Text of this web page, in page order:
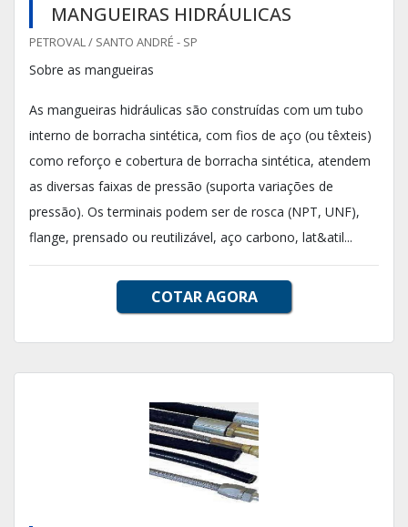
MANGUEIRAS HIDRÁULICAS
PETROVAL / SANTO ANDRÉ - SP
Sobre as mangueiras
As mangueiras hidráulicas são construídas com um tubo
interno de borracha sintética, com fios de aço (ou têxteis)
como reforço e cobertura de borracha sintética, atendem
as diversas faixas de pressão (suporta variações de
pressão). Os terminais podem ser de rosca (NPT, UNF),
flange, prensado ou reutilizável, aço carbono, lat&atil...
COTAR AGORA